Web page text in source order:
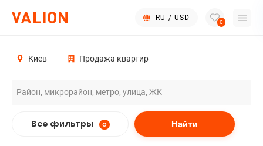
RU / USD
0
Киев Продажа квартир
Все фильтры 0 Найти